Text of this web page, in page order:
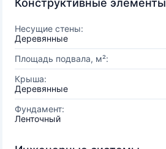
Конструктивные элементы
Несущие стены:
Деревянные
Площадь подвала, м²:
Крыша:
Деревянные
Фундамент:
Ленточный